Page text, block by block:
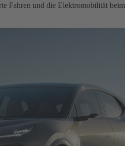
Fahren und die Elektromobilität beim